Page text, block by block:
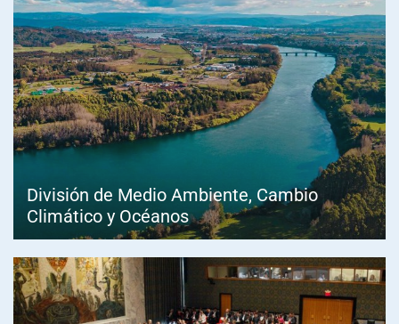
División de Medio Ambiente, Cambio
Climático y Océanos